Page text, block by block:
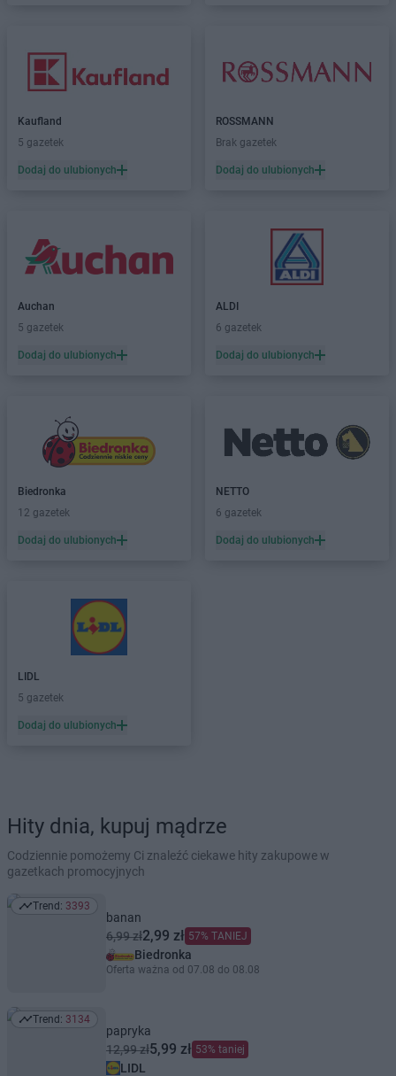
Kaufland
5 gazetek
Dodaj do ulubionych
ROSSMANN
Brak gazetek
Dodaj do ulubionych
Auchan
5 gazetek
Dodaj do ulubionych
ALDI
6 gazetek
Dodaj do ulubionych
Biedronka
12 gazetek
Dodaj do ulubionych
NETTO
6 gazetek
Dodaj do ulubionych
LIDL
5 gazetek
Dodaj do ulubionych
Hity dnia, kupuj mądrze
Codziennie pomożemy Ci znaleźć ciekawe hity zakupowe w
gazetkach promocyjnych
Trend: 3393
Trend: 3393
banan
6,99 zł2,99 zł 57% TANIEJ
Biedronka
Oferta ważna od 07.08 do 08.08
Trend: 3134
Trend: 3134
papryka
12,99 zł5,99 zł 53% taniej
LIDL